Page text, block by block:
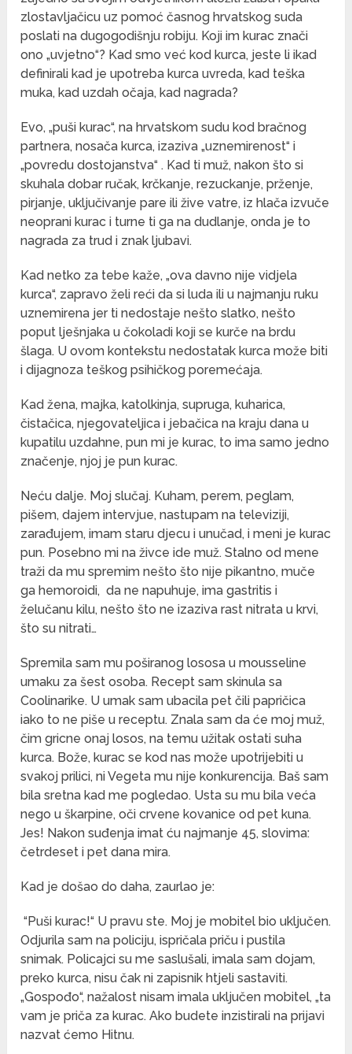
zlostavljačicu uz pomoć časnog hrvatskog suda
poslati na dugogodišnju robiju. Koji im kurac znači
ono „uvjetno“? Kad smo već kod kurca, jeste li ikad
definirali kad je upotreba kurca uvreda, kad teška
muka, kad uzdah očaja, kad nagrada?
Evo, „puši kurac“, na hrvatskom sudu kod bračnog
partnera, nosača kurca, izaziva „uznemirenost“ i
„povredu dostojanstva“ . Kad ti muž, nakon što si
skuhala dobar ručak, krčkanje, rezuckanje, prženje,
pirjanje, uključivanje pare ili žive vatre, iz hlača izvuče
neoprani kurac i turne ti ga na dudlanje, onda je to
nagrada za trud i znak ljubavi.
Kad netko za tebe kaže, „ova davno nije vidjela
kurca“, zapravo želi reći da si luda ili u najmanju ruku
uznemirena jer ti nedostaje nešto slatko, nešto
poput lješnjaka u čokoladi koji se kurče na brdu
šlaga. U ovom kontekstu nedostatak kurca može biti
i dijagnoza teškog psihičkog poremećaja.
Kad žena, majka, katolkinja, supruga, kuharica,
čistačica, njegovateljica i jebačica na kraju dana u
kupatilu uzdahne, pun mi je kurac, to ima samo jedno
značenje, njoj je pun kurac.
Neću dalje. Moj slučaj. Kuham, perem, peglam,
pišem, dajem intervjue, nastupam na televiziji,
zarađujem, imam staru djecu i unučad, i meni je kurac
pun. Posebno mi na živce ide muž. Stalno od mene
traži da mu spremim nešto što nije pikantno, muče
ga hemoroidi, da ne napuhuje, ima gastritis i
želučanu kilu, nešto što ne izaziva rast nitrata u krvi,
što su nitrati…
Spremila sam mu poširanog lososa u mousseline
umaku za šest osoba. Recept sam skinula sa
Coolinarike. U umak sam ubacila pet čili papričica
iako to ne piše u receptu. Znala sam da će moj muž,
čim gricne onaj losos, na temu užitak ostati suha
kurca. Bože, kurac se kod nas može upotrijebiti u
svakoj prilici, ni Vegeta mu nije konkurencija. Baš sam
bila sretna kad me pogledao. Usta su mu bila veća
nego u škarpine, oči crvene kovanice od pet kuna.
Jes! Nakon suđenja imat ću najmanje 45, slovima:
četrdeset i pet dana mira.
Kad je došao do daha, zaurlao je:
“Puši kurac!“ U pravu ste. Moj je mobitel bio uključen.
Odjurila sam na policiju, ispričala priču i pustila
snimak. Policajci su me saslušali, imala sam dojam,
preko kurca, nisu čak ni zapisnik htjeli sastaviti.
„Gospođo“, nažalost nisam imala uključen mobitel, „ta
vam je priča za kurac. Ako budete inzistirali na prijavi
nazvat ćemo Hitnu.